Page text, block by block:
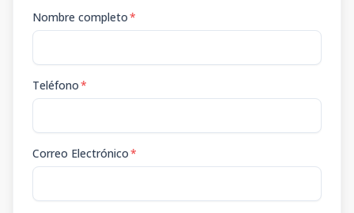
Nombre completo*
Teléfono*
Correo Electrónico*